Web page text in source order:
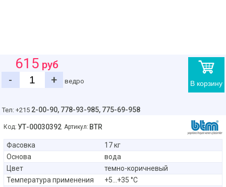
В корзину
615 руб
-
+ ведро
Тел: +215 2-00-90, 778-93-985, 775-69-958
Код: УТ-00030392 Артикул: BTR
Фасовка
17 кг
Основа
вода
Цвет
темно-коричневый
Температура применения
+5...+35 °C